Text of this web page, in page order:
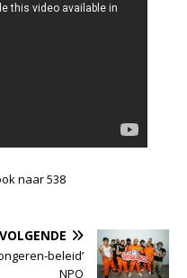
naar 538
VOLGENDE
beleid’
NPO